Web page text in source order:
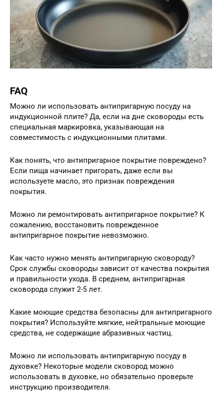
FAQ
Можно ли использовать антипригарную посуду на
индукционной плите? Да, если на дне сковороды есть
специальная маркировка, указывающая на
совместимость с индукционными плитами.
Как понять, что антипригарное покрытие повреждено?
Если пища начинает пригорать, даже если вы
используете масло, это признак повреждения
покрытия.
Можно ли ремонтировать антипригарное покрытие? К
сожалению, восстановить поврежденное
антипригарное покрытие невозможно.
Как часто нужно менять антипригарную сковороду?
Срок службы сковороды зависит от качества покрытия
и правильности ухода. В среднем, антипригарная
сковорода служит 2-5 лет.
Какие моющие средства безопасны для антипригарного
покрытия? Используйте мягкие, нейтральные моющие
средства, не содержащие абразивных частиц.
Можно ли использовать антипригарную посуду в
духовке? Некоторые модели сковород можно
использовать в духовке, но обязательно проверьте
инструкцию производителя.